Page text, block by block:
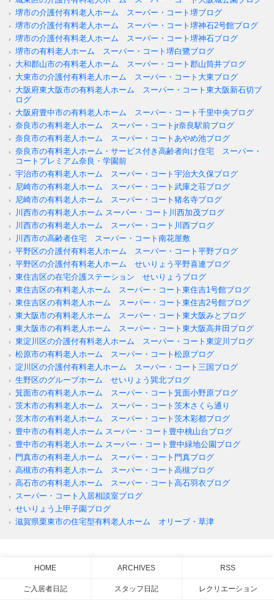
堺市の介護付有料老人ホーム スーパー・コート堺ブログ
堺市の介護付有料老人ホーム スーパー・コート堺神石2号館ブログ
堺市の介護付有料老人ホーム スーパー・コート堺神石ブログ
堺市の有料老人ホーム スーパー・コート堺白鷺ブログ
大和郡山市の有料老人ホーム スーパー・コート郡山筒井ブログ
大東市の介護付有料老人ホーム スーパー・コート大東ブログ
大阪府東大阪市の有料老人ホーム スーパー・コート東大阪新石切ブ
ログ
大阪府豊中市の有料老人ホーム スーパー・コート千里中央ブログ
奈良市の有料老人ホーム スーパー・コートjr奈良駅前ブログ
奈良市の有料老人ホーム スーパー・コートあやめ池ブログ
奈良市の有料老人ホーム・サービス付き高齢者向け住宅 スーパー・
コートプレミアム奈良・学園前
宇治市の有料老人ホーム スーパー・コート宇治大久保ブログ
尼崎市の有料老人ホーム スーパー・コート武庫之荘ブログ
尼崎市の有料老人ホーム スーパー・コート猪名寺ブログ
川西市の有料老人ホーム スーパー・コート川西加茂ブログ
川西市の有料老人ホーム スーパー・コート川西ブログ
川西市の高齢者住宅 スーパー・コート南花屋敷
平野区の介護付有料老人ホーム スーパー・コート平野ブログ
平野区の介護付有料老人ホーム せいりょう平野喜連ブログ
東住吉区の在宅介護ステーション せいりょうブログ
東住吉区の有料老人ホーム スーパー・コート東住吉1号館ブログ
東住吉区の有料老人ホーム スーパー・コート東住吉2号館ブログ
東大阪市の有料老人ホーム スーパー・コート東大阪みとブログ
東大阪市の有料老人ホーム スーパー・コート東大阪高井田ブログ
東淀川区の介護付有料老人ホーム スーパー・コート東淀川ブログ
松原市の有料老人ホーム スーパー・コート松原ブログ
淀川区の介護付有料老人ホーム スーパー・コート三国ブログ
生野区のグループホーム せいりょう巽北ブログ
箕面市の有料老人ホーム スーパー・コート箕面小野原ブログ
茨木市の有料老人ホーム スーパー・コート茨木さくら通り
茨木市の有料老人ホーム スーパー・コート茨木彩都ブログ
豊中市の有料老人ホーム スーパー・コート豊中桃山台ブログ
豊中市の有料老人ホーム スーパー・コート豊中緑地公園ブログ
門真市の有料老人ホーム スーパー・コート門真ブログ
高槻市の有料老人ホーム スーパー・コート高槻ブログ
高石市の有料老人ホーム スーパー・コート高石羽衣ブログ
スーパー・コート入居相談室ブログ
せいりょう上甲子園ブログ
滋賀県栗東市の住宅型有料老人ホーム オリーブ・草津
HOME ARCHIVES RSS
ご入居者日記 スタッフ日記 レクリエーション